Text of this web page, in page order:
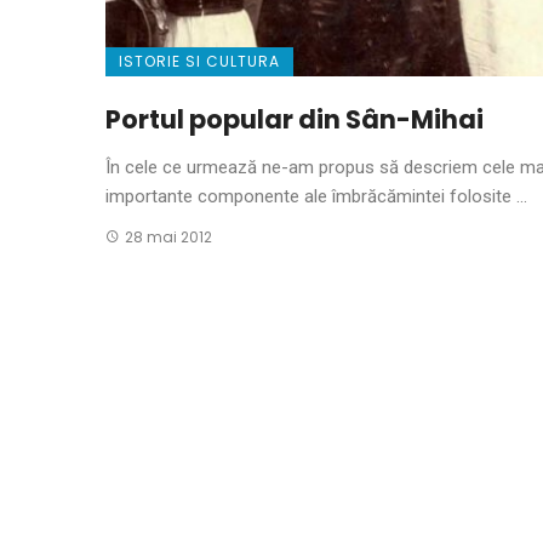
ISTORIE SI CULTURA
Portul popular din Sân-Mihai
În cele ce urmează ne-am propus să descriem cele
importante componente ale îm­brăcămintei fo­losite ...
28 mai 2012